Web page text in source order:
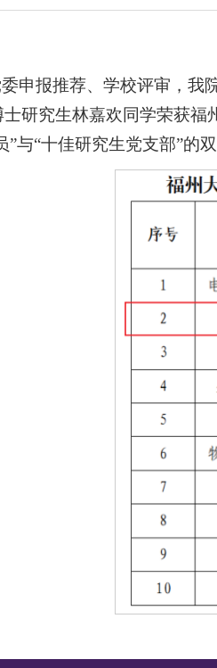
申报推荐、学校评审，我
研究生林嘉欢同学荣获
”与“十佳研究生党支部”的